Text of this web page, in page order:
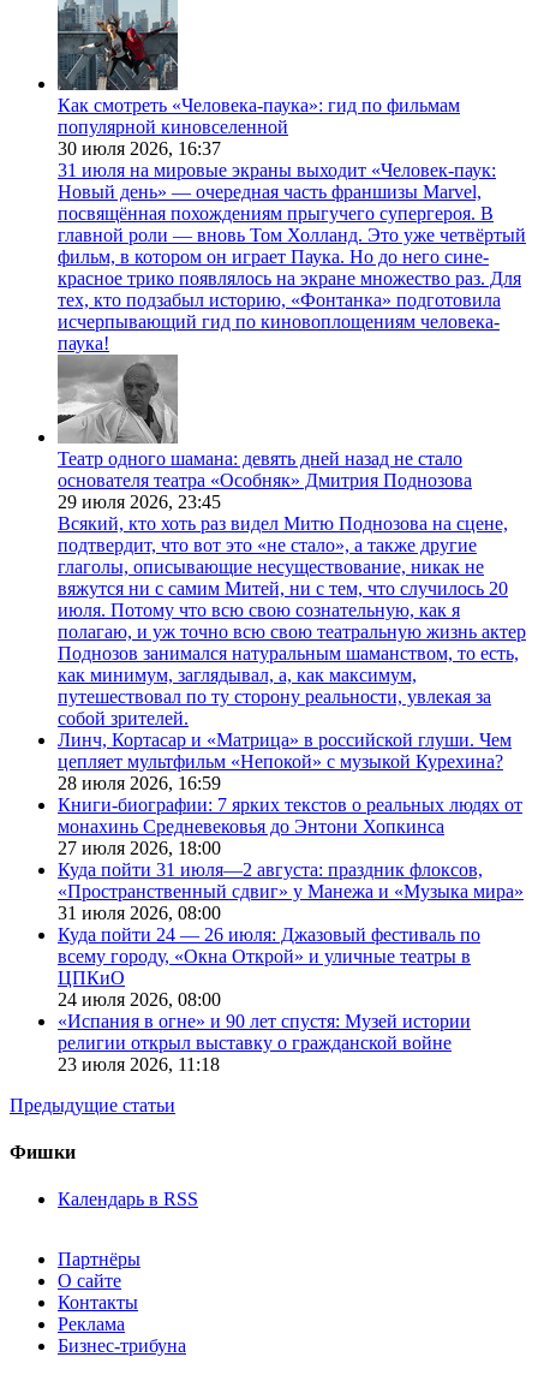
Как смотреть «Человека-паука»: гид по фильмам
популярной киновселенной
30 июля 2026, 16:37
31 июля на мировые экраны выходит «Человек-паук:
Новый день» — очередная часть франшизы Marvel,
посвящённая похождениям прыгучего супергероя. В
главной роли — вновь Том Холланд. Это уже четвёртый
фильм, в котором он играет Паука. Но до него сине-
красное трико появлялось на экране множество раз. Для
тех, кто подзабыл историю, «Фонтанка» подготовила
исчерпывающий гид по киновоплощениям человека-
паука!
Театр одного шамана: девять дней назад не стало
основателя театра «Особняк» Дмитрия Поднозова
29 июля 2026, 23:45
Всякий, кто хоть раз видел Митю Поднозова на сцене,
подтвердит, что вот это «не стало», а также другие
глаголы, описывающие несуществование, никак не
вяжутся ни с самим Митей, ни с тем, что случилось 20
июля. Потому что всю свою сознательную, как я
полагаю, и уж точно всю свою театральную жизнь актер
Поднозов занимался натуральным шаманством, то есть,
как минимум, заглядывал, а, как максимум,
путешествовал по ту сторону реальности, увлекая за
собой зрителей.
Линч, Кортасар и «Матрица» в российской глуши. Чем
цепляет мультфильм «Непокой» с музыкой Курехина?
28 июля 2026, 16:59
Книги-биографии: 7 ярких текстов о реальных людях от
монахинь Средневековья до Энтони Хопкинса
27 июля 2026, 18:00
Куда пойти 31 июля—2 августа: праздник флоксов,
«Пространственный сдвиг» у Манежа и «Музыка мира»
31 июля 2026, 08:00
Куда пойти 24 — 26 июля: Джазовый фестиваль по
всему городу, «Окна Открой» и уличные театры в
ЦПКиО
24 июля 2026, 08:00
«Испания в огне» и 90 лет спустя: Музей истории
религии открыл выставку о гражданской войне
23 июля 2026, 11:18
Предыдущие статьи
Фишки
Календарь в RSS
Партнёры
О сайте
Контакты
Реклама
Бизнес-трибуна